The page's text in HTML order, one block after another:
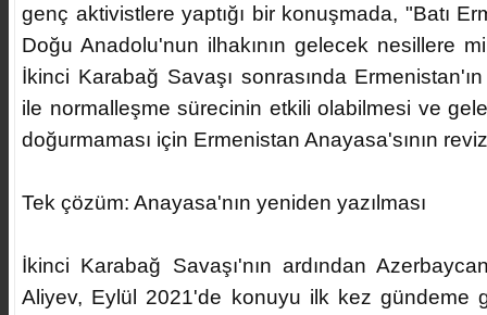
genç aktivistlere yaptığı bir konuşmada, "Batı
Doğu Anadolu'nun ilhakının gelecek nesillere
İkinci Karabağ Savaşı sonrasında
ile normalleşme sürecinin etkili olabilmesi ve
doğurmaması için Ermenistan Anayasa'sının
Tek çözüm: Anayasa'nın yeniden yazılması
İkinci Karabağ Savaşı'nın ardından
Aliyev, Eylül 2021'de konuyu ilk kez gündeme